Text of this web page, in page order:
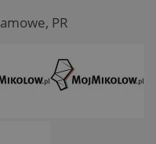
PR